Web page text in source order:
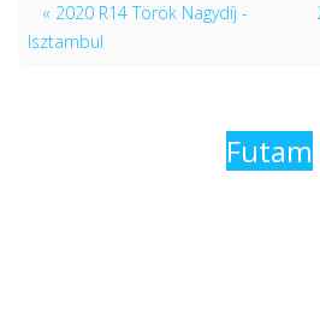
« 2020 R14 Török Nagydíj -
Isztambul
Futam